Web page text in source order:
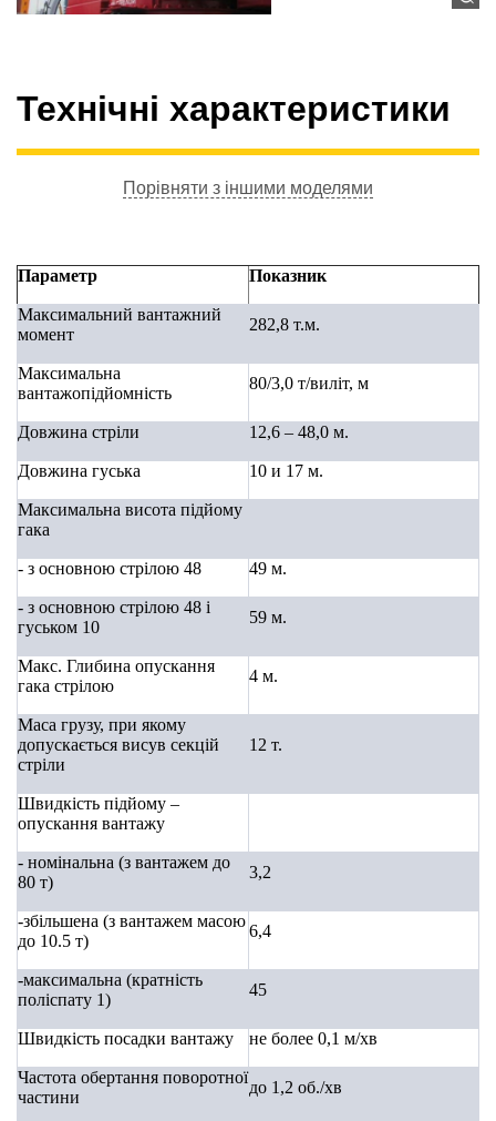
Технічні характеристики
Порівняти з іншими моделями
Параметр Показник
Максимальний вантажний
момент
282,8 т.м.
Максимальна
вантажопідйомність
80/3,0 т/виліт, м
Довжина стріли 12,6 – 48,0 м.
Довжина гуська 10 и 17 м.
Максимальна висота підйому
гака
- з основною стрілою 48 49 м.
- з основною стрілою 48 і
гуськом 10
59 м.
Макс. Глибина опускання
гака стрілою
4 м.
Маса грузу, при якому
допускається висув секцій
стріли
12 т.
Швидкість підйому –
опускання вантажу
- номінальна (з вантажем до
80 т)
3,2
-збільшена (з вантажем масою
до 10.5 т)
6,4
-максимальна (кратність
поліспату 1)
45
Швидкість посадки вантажу не более 0,1 м/хв
Частота обертання поворотної
частини
до 1,2 об./хв